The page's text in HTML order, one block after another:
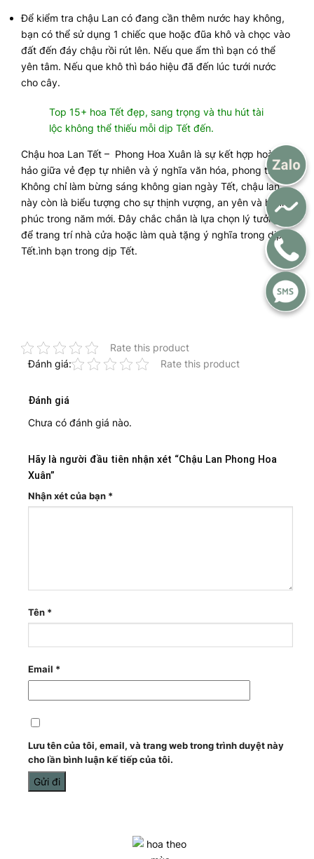
Để kiểm tra chậu Lan có đang cần thêm nước hay không,
bạn có thể sử dụng 1 chiếc que hoặc đũa khô và chọc vào
đất đến đáy chậu rồi rút lên. Nếu que ẩm thì bạn có thể
yên tâm. Nếu que khô thì báo hiệu đã đến lúc tưới nước
cho cây.
Top 15+ hoa Tết đẹp, sang trọng và thu hút tài
lộc không thể thiếu mỗi dịp Tết đến.
Chậu hoa Lan Tết – Phong Hoa Xuân là sự kết hợp hoàn
hảo giữa vẻ đẹp tự nhiên và ý nghĩa văn hóa, phong thủy.
Không chỉ làm bừng sáng không gian ngày Tết, chậu lan
này còn là biểu tượng cho sự thịnh vượng, an yên và hạnh
phúc trong năm mới. Đây chắc chắn là lựa chọn lý tưởng
để trang trí nhà cửa hoặc làm quà tặng ý nghĩa trong dịp
Tết.ình bạn trong dịp Tết.
Rate this product
Đánh giá:
Rate this product
Đánh giá
Chưa có đánh giá nào.
Hãy là người đầu tiên nhận xét “Chậu Lan Phong Hoa
Xuân”
Nhận xét của bạn *
Tên *
Email *
Lưu tên của tôi, email, và trang web trong trình duyệt này
cho lần bình luận kế tiếp của tôi.